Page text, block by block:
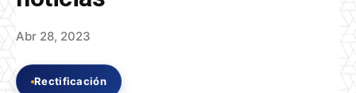
Abr 28, 2023
Rectificación